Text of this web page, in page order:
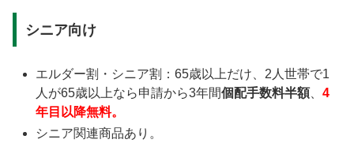
シニア向け
エルダー割・シニア割：65歳以上だけ、2人世帯で1
人が65歳以上なら申請から3年間個配手数料半額、4
年目以降無料。
シニア関連商品あり。